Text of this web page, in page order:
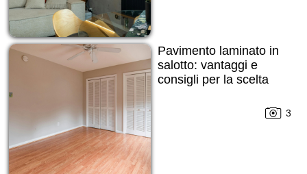
Pavimento laminato in
salotto: vantaggi e
consigli per la scelta
3